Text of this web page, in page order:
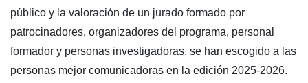
público y la valoración de un jurado formado por
patrocinadores, organizadores del programa, personal
formador y personas investigadoras, se han escogido a las
personas mejor comunicadoras en la edición 2025-2026.